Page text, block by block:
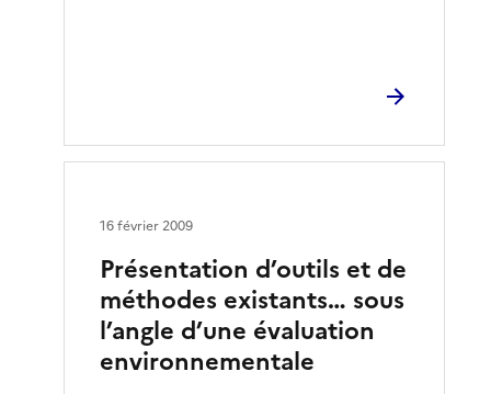
Présentation d’outils et de
méthodes existants… sous
l’angle d’une évaluation
environnementale
16 février 2009